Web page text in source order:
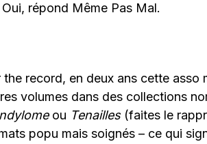
répond Même Pas Mal.
the record, en deux ans cette asso
volumes dans des collections
ou Tenailles(faites le
popu mais soignés – ce qui